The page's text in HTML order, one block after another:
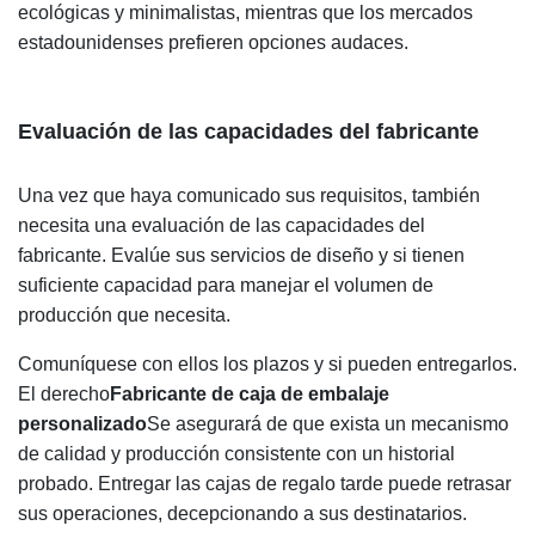
ecológicas y minimalistas, mientras que los mercados
estadounidenses prefieren opciones audaces.
Evaluación de las capacidades del fabricante
Una vez que haya comunicado sus requisitos, también
necesita una evaluación de las capacidades del
fabricante. Evalúe sus servicios de diseño y si tienen
suficiente capacidad para manejar el volumen de
producción que necesita.
Comuníquese con ellos los plazos y si pueden entregarlos.
El derechoFabricante de caja de embalaje
personalizadoSe asegurará de que exista un mecanismo
de calidad y producción consistente con un historial
probado. Entregar las cajas de regalo tarde puede retrasar
sus operaciones, decepcionando a sus destinatarios.